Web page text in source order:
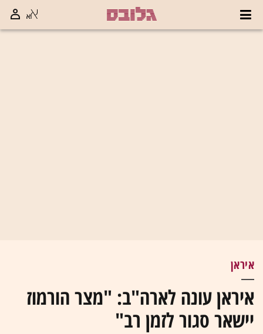
איראן
איראן עונה לארה"ב: "מצר הורמוז
יישאר סגור לזמן רב"